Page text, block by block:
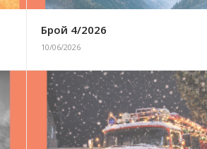
Брой 4/2026
10/06/2026